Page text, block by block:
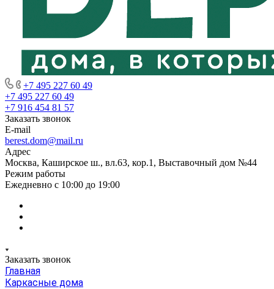
+7 495 227 60 49
+7 495 227 60 49
+7 916 454 81 57
Заказать звонок
E-mail
berest.dom@mail.ru
Адрес
Москва, Каширское ш., вл.63, кор.1, Выставочный дом №44
Режим работы
Ежедневно с 10:00 до 19:00
Заказать звонок
Главная
Каркасные дома